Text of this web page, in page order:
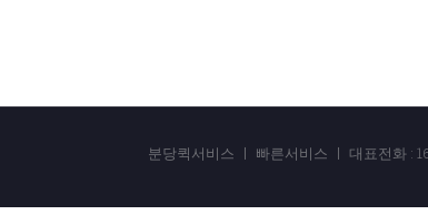
분당퀵서비스 ㅣ 빠른서비스 ㅣ 대표전화 :